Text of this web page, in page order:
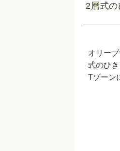
2層式
オリー
式のひき
Tゾーン